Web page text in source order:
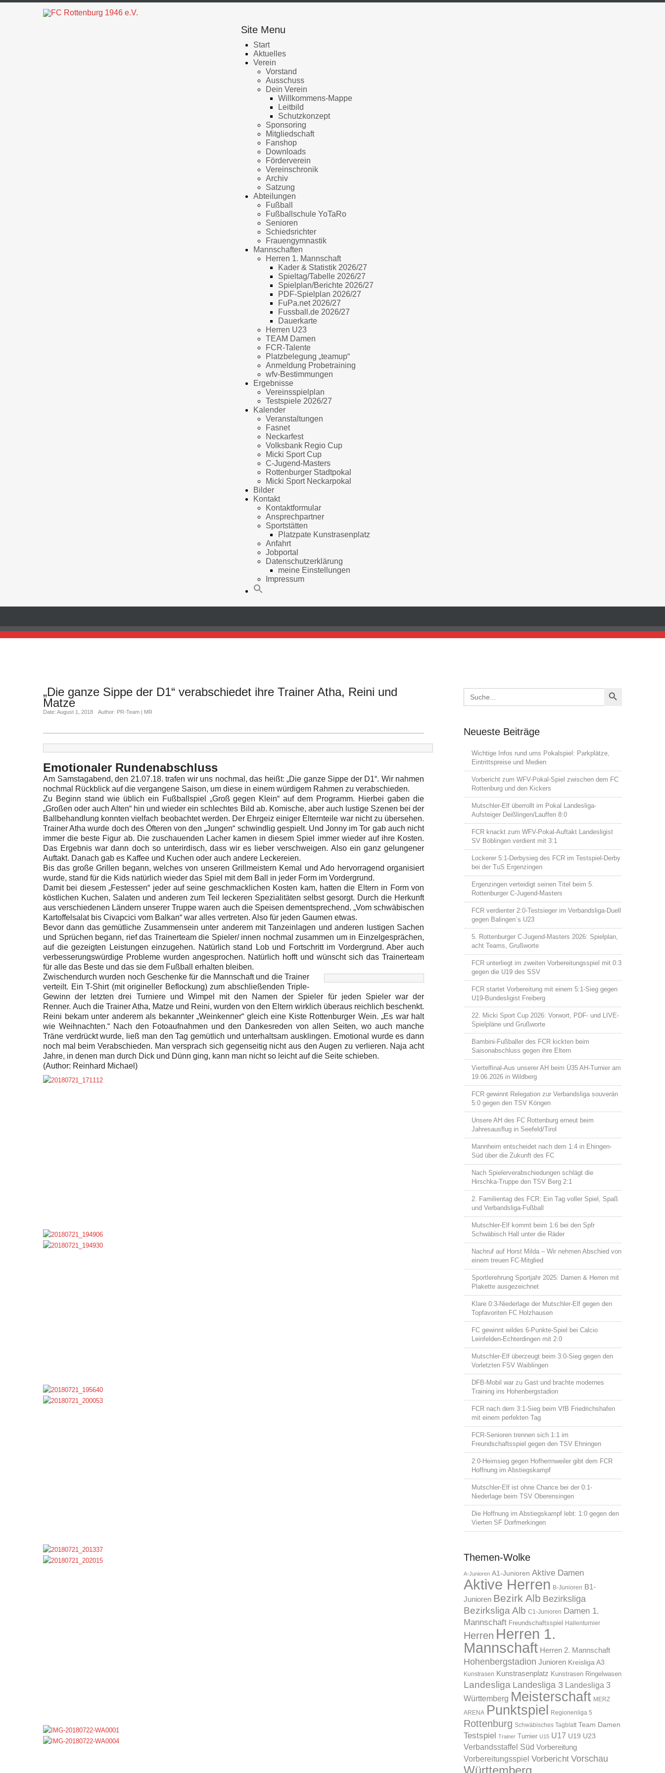
Site Menu
Start
Aktuelles
Verein
Vorstand
Ausschuss
Dein Verein
Willkommens-Mappe
Leitbild
Schutzkonzept
Sponsoring
Mitgliedschaft
Fanshop
Downloads
Förderverein
Vereinschronik
Archiv
Satzung
Abteilungen
Fußball
Fußballschule YoTaRo
Senioren
Schiedsrichter
Frauengymnastik
Mannschaften
Herren 1. Mannschaft
Kader & Statistik 2026/27
Spieltag/Tabelle 2026/27
Spielplan/Berichte 2026/27
PDF-Spielplan 2026/27
FuPa.net 2026/27
Fussball.de 2026/27
Dauerkarte
Herren U23
TEAM Damen
FCR-Talente
Platzbelegung „teamup“
Anmeldung Probetraining
wfv-Bestimmungen
Ergebnisse
Vereinsspielplan
Testspiele 2026/27
Kalender
Veranstaltungen
Fasnet
Neckarfest
Volksbank Regio Cup
Micki Sport Cup
C-Jugend-Masters
Rottenburger Stadtpokal
Micki Sport Neckarpokal
Bilder
Kontakt
Kontaktformular
Ansprechpartner
Sportstätten
Platzpate Kunstrasenplatz
Anfahrt
Jobportal
Datenschutzerklärung
meine Einstellungen
Impressum
„Die ganze Sippe der D1“ verabschiedet ihre Trainer Atha, Reini und
Matze
Date: August 1, 2018 Author: PR-Team | MR
Emotionaler Rundenabschluss
Am Samstagabend, den 21.07.18. trafen wir uns nochmal, das heißt: „Die ganze Sippe der D1“. Wir nahmen
nochmal Rückblick auf die vergangene Saison, um diese in einem würdigem Rahmen zu verabschieden.
Zu Beginn stand wie üblich ein Fußballspiel „Groß gegen Klein“ auf dem Programm. Hierbei gaben die
„Großen oder auch Alten“ hin und wieder ein schlechtes Bild ab. Komische, aber auch lustige Szenen bei der
Ballbehandlung konnten vielfach beobachtet werden. Der Ehrgeiz einiger Elternteile war nicht zu übersehen.
Trainer Atha wurde doch des Öfteren von den „Jungen“ schwindlig gespielt. Und Jonny im Tor gab auch nicht
immer die beste Figur ab. Die zuschauenden Lacher kamen in diesem Spiel immer wieder auf ihre Kosten.
Das Ergebnis war dann doch so unterirdisch, dass wir es lieber verschweigen. Also ein ganz gelungener
Auftakt. Danach gab es Kaffee und Kuchen oder auch andere Leckereien.
Bis das große Grillen begann, welches von unseren Grillmeistern Kemal und Ado hervorragend organisiert
wurde, stand für die Kids natürlich wieder das Spiel mit dem Ball in jeder Form im Vordergrund.
Damit bei diesem „Festessen“ jeder auf seine geschmacklichen Kosten kam, hatten die Eltern in Form von
köstlichen Kuchen, Salaten und anderen zum Teil leckeren Spezialitäten selbst gesorgt. Durch die Herkunft
aus verschiedenen Ländern unserer Truppe waren auch die Speisen dementsprechend. „Vom schwäbischen
Kartoffelsalat bis Civapcici vom Balkan“ war alles vertreten. Also für jeden Gaumen etwas.
Bevor dann das gemütliche Zusammensein unter anderem mit Tanzeinlagen und anderen lustigen Sachen
und Sprüchen begann, rief das Trainerteam die Spieler/ innen nochmal zusammen um in Einzelgesprächen,
auf die gezeigten Leistungen einzugehen. Natürlich stand Lob und Fortschritt im Vordergrund. Aber auch
verbesserungswürdige Probleme wurden angesprochen. Natürlich hofft und wünscht sich das Trainerteam
für alle das Beste und das sie dem Fußball erhalten bleiben.
Zwischendurch wurden noch Geschenke für die Mannschaft und die Trainer
verteilt. Ein T-Shirt (mit origineller Beflockung) zum abschließenden Triple-
Gewinn der letzten drei Turniere und Wimpel mit den Namen der Spieler für jeden Spieler war der
Renner. Auch die Trainer Atha, Matze und Reini, wurden von den Eltern wirklich überaus reichlich beschenkt.
Reini bekam unter anderem als bekannter „Weinkenner“ gleich eine Kiste Rottenburger Wein. „Es war halt
wie Weihnachten.“ Nach den Fotoaufnahmen und den Dankesreden von allen Seiten, wo auch manche
Träne verdrückt wurde, ließ man den Tag gemütlich und unterhaltsam ausklingen. Emotional wurde es dann
noch mal beim Verabschieden. Man versprach sich gegenseitig nicht aus den Augen zu verlieren. Naja acht
Jahre, in denen man durch Dick und Dünn ging, kann man nicht so leicht auf die Seite schieben.
(Author: Reinhard Michael)
Search
for:
Search Button
Neueste Beiträge
Wichtige Infos rund ums Pokalspiel: Parkplätze,
Eintrittspreise und Medien
Vorbericht zum WFV-Pokal-Spiel zwischen dem FC
Rottenburg und den Kickers
Mutschler-Elf überrollt im Pokal Landesliga-
Aufsteiger Deißlingen/Lauffen 8:0
FCR knackt zum WFV-Pokal-Auftakt Landesligist
SV Böblingen verdient mit 3:1
Lockerer 5:1-Derbysieg des FCR im Testspiel-Derby
bei der TuS Ergenzingen
Ergenzingen verteidigt seinen Titel beim 5.
Rottenburger C-Jugend-Masters
FCR verdienter 2:0-Testsieger im Verbandsliga-Duell
gegen Balingen´s U23
5. Rottenburger C-Jugend-Masters 2026: Spielplan,
acht Teams, Grußworte
FCR unterliegt im zweiten Vorbereitungsspiel mit 0:3
gegen die U19 des SSV
FCR startet Vorbereitung mit einem 5:1-Sieg gegen
U19-Bundesligist Freiberg
22. Micki Sport Cup 2026: Vorwort, PDF- und LIVE-
Spielpläne und Grußworte
Bambini-Fußballer des FCR kickten beim
Saisonabschluss gegen ihre Eltern
Viertelfinal-Aus unserer AH beim Ü35 AH-Turnier am
19.06.2026 in Wildberg
FCR gewinnt Relegation zur Verbandsliga souverän
5:0 gegen den TSV Köngen
Unsere AH des FC Rottenburg erneut beim
Jahresausflug in Seefeld/Tirol
Mannheim entscheidet nach dem 1:4 in Ehingen-
Süd über die Zukunft des FC
Nach Spielerverabschiedungen schlägt die
Hirschka-Truppe den TSV Berg 2:1
2. Familientag des FCR: Ein Tag voller Spiel, Spaß
und Verbandsliga-Fußball
Mutschler-Elf kommt beim 1:6 bei den Spfr
Schwäbisch Hall unter die Räder
Nachruf auf Horst Milda – Wir nehmen Abschied von
einem treuen FC-Mitglied
Sportlerehrung Sportjahr 2025: Damen & Herren mit
Plakette ausgezeichnet
Klare 0:3-Niederlage der Mutschler-Elf gegen den
Topfavoriten FC Holzhausen
FC gewinnt wildes 6-Punkte-Spiel bei Calcio
Leinfelden-Echterdingen mit 2:0
Mutschler-Elf überzeugt beim 3:0-Sieg gegen den
Vorletzten FSV Waiblingen
DFB-Mobil war zu Gast und brachte modernes
Training ins Hohenbergstadion
FCR nach dem 3:1-Sieg beim VfB Friedrichshafen
mit einem perfekten Tag
FCR-Senioren trennen sich 1:1 im
Freundschaftsspiel gegen den TSV Ehningen
2:0-Heimsieg gegen Hofherrnweiler gibt dem FCR
Hoffnung im Abstiegskampf
Mutschler-Elf ist ohne Chance bei der 0:1-
Niederlage beim TSV Oberensingen
Die Hoffnung im Abstiegskampf lebt: 1:0 gegen den
Vierten SF Dorfmerkingen
Themen-Wolke
A-Junioren A1-Junioren Aktive Damen
Aktive Herren B-Junioren B1-
Junioren Bezirk Alb Bezirksliga
Bezirksliga Alb C1-Junioren Damen 1.
Mannschaft Freundschaftsspiel Hallenturnier
Herren Herren 1.
Mannschaft Herren 2. Mannschaft
Hohenbergstadion Junioren Kreisliga A3
Kunstrasen Kunstrasenplatz Kunstrasen Ringelwasen
Landesliga Landesliga 3 Landesliga 3
Württemberg Meisterschaft MERZ
ARENA Punktspiel Regionenliga 5
Rottenburg Schwäbisches Tagblatt Team Damen
Testspiel Trainer Turnier U15 U17 U19 U23
Verbandsstaffel Süd Vorbereitung
Vorbereitungsspiel Vorbericht Vorschau
Württemberg